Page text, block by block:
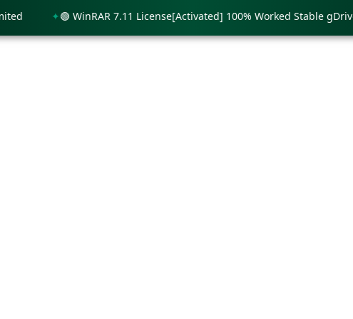
🟢 WinRAR 7.11 License[Activated] 100% Worked Stable gDrive